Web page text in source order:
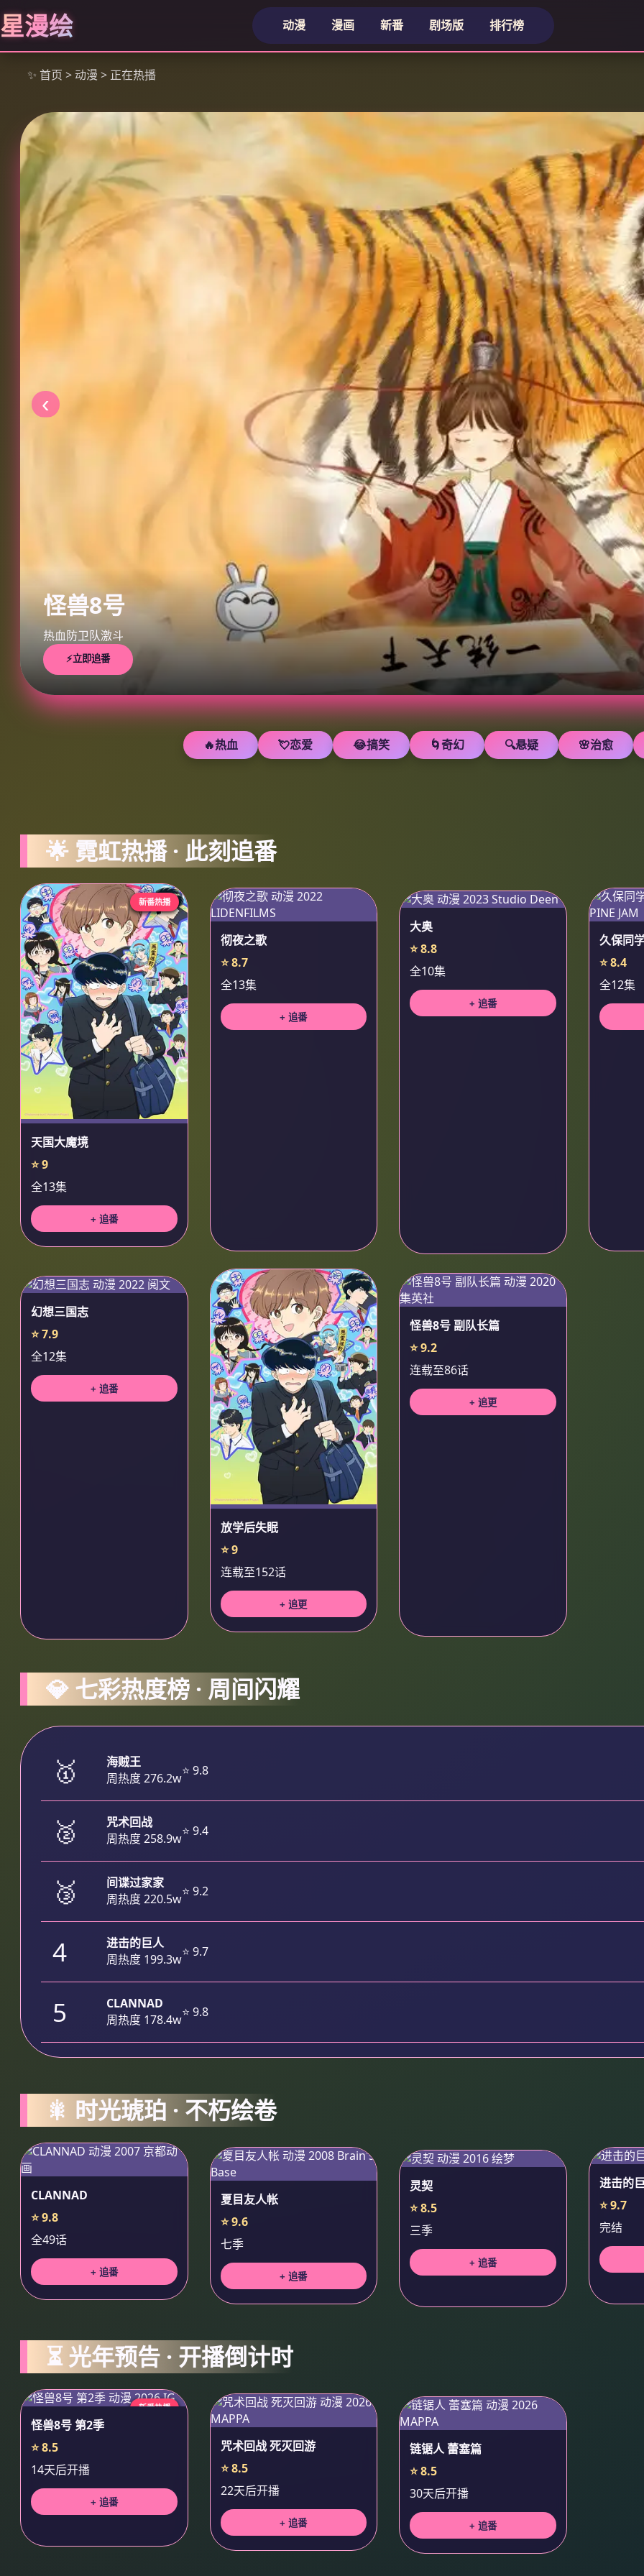
星漫绘 动漫 漫画 新番 剧场版 排行榜
✨ 首页 > 动漫 > 正在热播
怪兽8号
热血防卫队激斗
⚡立即追番
‹
🔥热血 💘恋爱 😂搞笑 🌀奇幻 🔍悬疑 🌸治愈
🌟 霓虹热播 · 此刻追番
新番热播
天国大魔境
⭐ 9
全13集
+ 追番
彻夜之歌
⭐ 8.7
全13集
+ 追番
大奥
⭐ 8.8
全10集
+ 追番
久保同
⭐ 8.4
全12集
幻想三国志
⭐ 7.9
全12集
+ 追番
放学后失眠
⭐ 9
连载至152话
+ 追更
怪兽8号 副队长篇
⭐ 9.2
连载至86话
+ 追更
💎 七彩热度榜 · 周间闪耀
🥇
海贼王
周热度 276.2w
⭐ 9.8
🥈
咒术回战
周热度 258.9w
⭐ 9.4
🥉
间谍过家家
周热度 220.5w
⭐ 9.2
4
进击的巨人
周热度 199.3w
⭐ 9.7
5
CLANNAD
周热度 178.4w
⭐ 9.8
🎇 时光琥珀 · 不朽绘卷
CLANNAD
⭐ 9.8
全49话
+ 追番
夏目友人帐
⭐ 9.6
七季
+ 追番
灵契
⭐ 8.5
三季
+ 追番
进击的
⭐ 9.7
完结
⏳ 光年预告 · 开播倒计时
新番热播
怪兽8号 第2季
⭐ 8.5
14天后开播
+ 追番
咒术回战 死灭回游
⭐ 8.5
22天后开播
+ 追番
链锯人 蕾塞篇
⭐ 8.5
30天后开播
+ 追番